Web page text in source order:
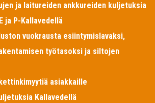
ja laitureiden ankkureiden kuljetuksia
ja P-Kallavedellä
vuokrausta esiintymislavaksi,
työtasoksi ja siltojen
asiakkaille
Kallavedellä